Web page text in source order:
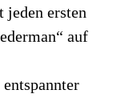
jeden ersten
auf